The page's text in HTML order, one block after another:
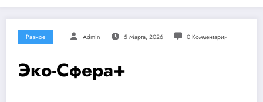
Разное Admin 5 Марта, 2026 0 Комментарии
Эко-Сфера+